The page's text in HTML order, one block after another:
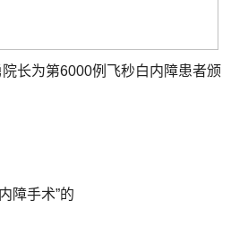
长为第6000例飞秒白内障患者颁
障手术”的